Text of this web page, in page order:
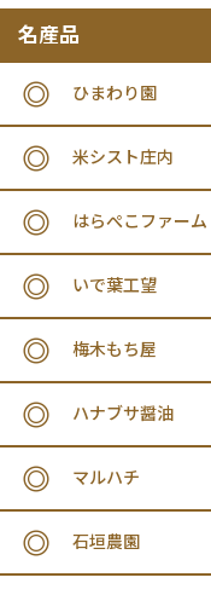
名産品
ひまわり園
米シスト庄内
はらぺこファーム
いで葉工望
梅木もち屋
ハナブサ醤油
マルハチ
石垣農園